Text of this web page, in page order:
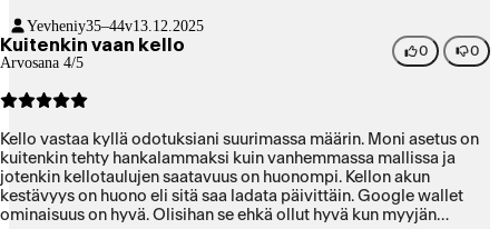
Yevheniy35–44v13.12.2025
Kuitenkin vaan kello
Arvosana 4/5
0 0
Kello vastaa kyllä odotuksiani suurimassa määrin. Moni asetus on
kuitenkin tehty hankalammaksi kuin vanhemmassa mallissa ja
jotenkin kellotaulujen saatavuus on huonompi. Kellon akun
kestävyys on huono eli sitä saa ladata päivittäin. Google wallet
ominaisuus on hyvä. Olisihan se ehkä ollut hyvä kun myyjän